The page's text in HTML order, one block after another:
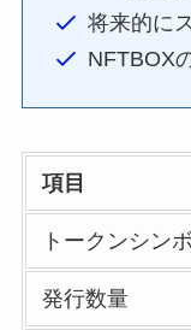
将来的に
NFTBOX
項目
トークンシン
発行数量